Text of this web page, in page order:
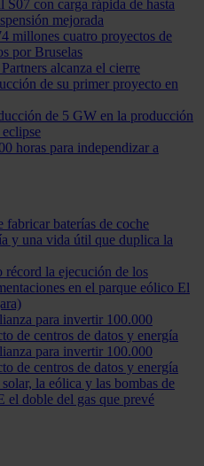
S07 con carga rápida de hasta
mejorada
millones cuatro proyectos de
por Bruselas
alcanza el cierre
de su primer proyecto en
de 5 GW en la producción
horas para independizar a
baterías de coche
y una vida útil que duplica la
récord la ejecución de los
en el parque eólico El
para invertir 100.000
de centros de datos y energía
para invertir 100.000
de centros de datos y energía
la eólica y las bombas de
el doble del gas que prevé